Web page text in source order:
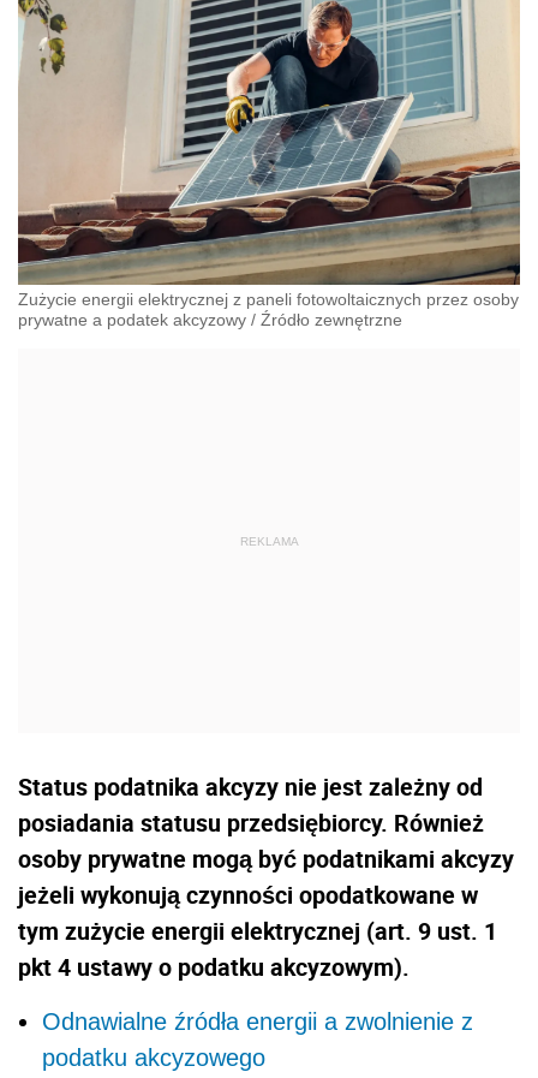
Zużycie energii elektrycznej z paneli fotowoltaicznych przez osoby
prywatne a podatek akcyzowy / Źródło zewnętrzne
Status podatnika akcyzy nie jest zależny od
posiadania statusu przedsiębiorcy. Również
osoby prywatne mogą być podatnikami akcyzy
jeżeli wykonują czynności opodatkowane w
tym zużycie energii elektrycznej (art. 9 ust. 1
pkt 4 ustawy o podatku akcyzowym).
Odnawialne źródła energii a zwolnienie z
podatku akcyzowego